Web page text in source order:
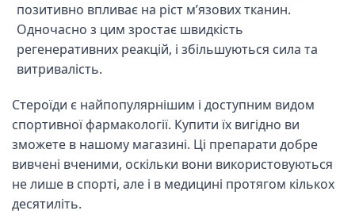
позитивно впливає на ріст м’язових тканин.
Одночасно з цим зростає швидкість
регенеративних реакцій, і збільшуються сила та
витривалість.
Стероїди є найпопулярнішим і доступним видом
спортивної фармакології. Купити їх вигідно ви
зможете в нашому магазині. Ці препарати добре
вивчені вченими, оскільки вони використовуються
не лише в спорті, але і в медицині протягом кількох
десятиліть.